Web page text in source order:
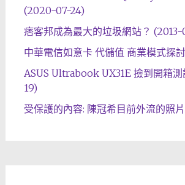
(2020-07-24)
痞客邦成為最大的垃圾網站？
中華電信如意卡 代儲值 商業模式探
ASUS Ultrabook UX31E 撿到開箱測
19)
受保護的內容: 陳冠希目前外流的照